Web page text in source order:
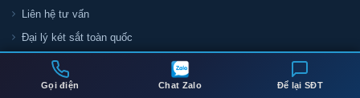
Gọi điện Chat Zalo Để lại SĐT
Liên hệ tư vấn
Đại lý két sắt toàn quốc
Tin tức két sắt
Két sắt khuyến mãi